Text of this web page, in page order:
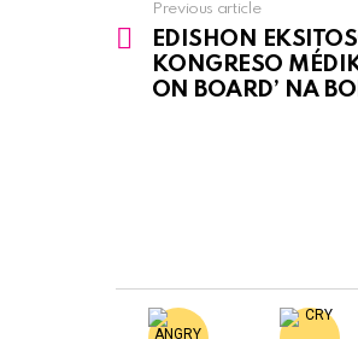
See
more
Previous article
EDISHON
KONGRESO
ON BOARD’ NA